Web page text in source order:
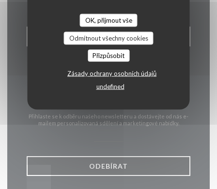
OK, přijmout vše
Odmítnout všechny cookies
Přizpůsobit
Zásady ochrany osobních údajů
undefined
REZERVOVAT STŮL
Přihlaste se k odběru našeho newsletteru a dostávejte od nás e-
mailem personalizovaná sdělení a marketingové nabídky.
ODEBÍRAT